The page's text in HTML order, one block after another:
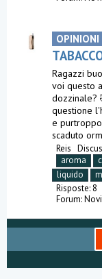
OPINIONI
Ragazzi
voi questo
dozzinale?
questione
e
scaduto
Reis
aroma
liquido
Risposte: 8
Forum: